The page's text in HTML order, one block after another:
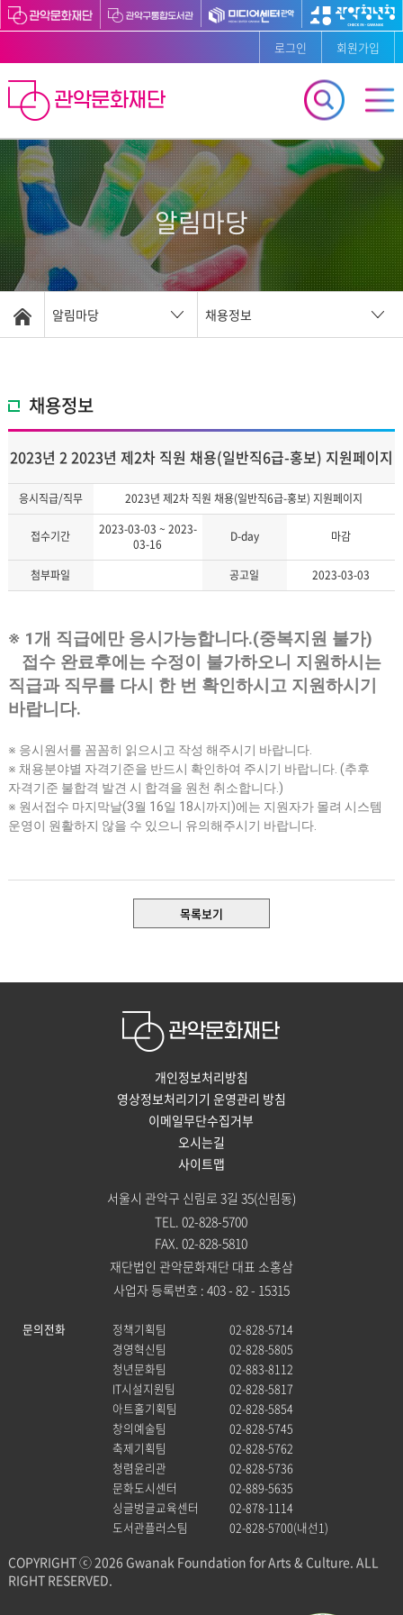
로그인 회원가입
알림마당
알림마당 채용정보
채용정보
2023년 2 2023년 제2차 직원 채용(일반직6급-홍보) 지원페이지
응시직급/직무 2023년 제2차 직원 채용(일반직6급-홍보) 지원페이지
접수기간
2023-03-03 ~ 2023-
03-16
D-day 마감
첨부파일 공고일 2023-03-03
※1개 직급에만 응시가능합니다.(중복지원 불가)
접수 완료후에는 수정이 불가하오니 지원하시는
직급과 직무를 다시 한 번 확인하시고 지원하시기
바랍니다.
※ 응시원서를 꼼꼼히 읽으시고 작성 해주시기 바랍니다.
※ 채용분야별 자격기준을 반드시 확인하여 주시기 바랍니다. (추후
자격기준 불합격 발견 시 합격을 원천 취소합니다.)
※ 원서접수 마지막날(3월 16일 18시까지)에는 지원자가 몰려 시스템
운영이 원활하지 않을 수 있으니 유의해주시기 바랍니다.
목록보기
개인정보처리방침
영상정보처리기기 운영관리 방침
이메일무단수집거부
오시는길
사이트맵
서울시 관악구 신림로 3길 35(신림동)
TEL. 02-828-5700
FAX. 02-828-5810
재단법인 관악문화재단 대표 소홍삼
사업자 등록번호 : 403 - 82 - 15315
문의전화 정책기획팀
02-828-5714
경영혁신팀
02-828-5805
청년문화팀
02-883-8112
IT시설지원팀
02-828-5817
아트홀기획팀
02-828-5854
창의예술팀
02-828-5745
축제기획팀
02-828-5762
청렴윤리관
02-828-5736
문화도시센터
02-889-5635
싱글벙글교육센터
02-878-1114
도서관플러스팀
02-828-5700(내선1)
COPYRIGHT ⓒ 2026 Gwanak Foundation for Arts & Culture. ALL
RIGHT RESERVED.